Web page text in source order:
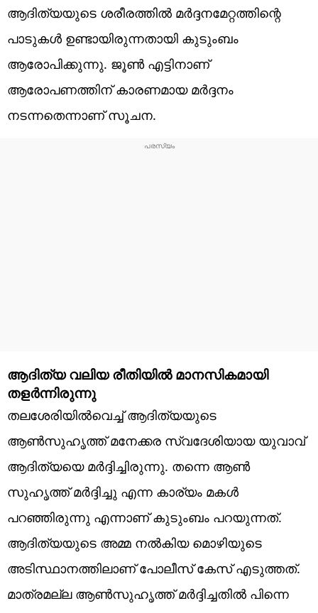
ആദിത്യയുടെ ശരീരത്തിൽ മർദ്ദനമേറ്റത്തിന്റെ
പാടുകൾ ഉണ്ടായിരുന്നതായി കുടുംബം
ആരോപിക്കുന്നു. ജൂൺ എട്ടിനാണ്
ആരോപണത്തിന് കാരണമായ മർദ്ദനം
നടന്നതെന്നാണ് സൂചന.
ആദിത്യ വലിയ രീതിയിൽ മാനസികമായി
തളർന്നിരുന്നു
തലശേരിയില്‍വെച്ച് ആദിത്യയുടെ
ആണ്‍സുഹൃത്ത് മനേക്കര സ്വദേശിയായ യുവാവ്
ആദിത്യയെ മര്‍ദ്ദിച്ചിരുന്നു. തന്നെ ആൺ
സുഹൃത്ത് മർദ്ദിച്ചു എന്ന കാര്യം മകൾ
പറഞ്ഞിരുന്നു എന്നാണ് കുടുംബം പറയുന്നത്.
ആദിത്യയുടെ അമ്മ നൽകിയ മൊഴിയുടെ
അടിസ്ഥാനത്തിലാണ് പോലീസ് കേസ് എടുത്തത്.
മാത്രമല്ല ആൺസുഹൃത്ത് മർദ്ദിച്ചതിൽ പിന്നെ